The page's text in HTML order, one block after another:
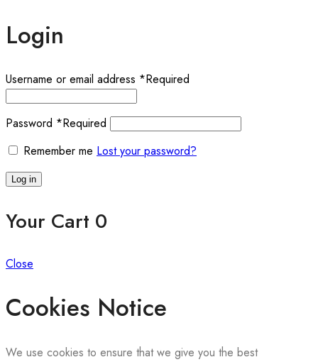
Login
Username or email address *Required
Password *Required
Remember me Lost your password?
Log in
Your Cart 0
Close
Cookies Notice
We use cookies to ensure that we give you the best